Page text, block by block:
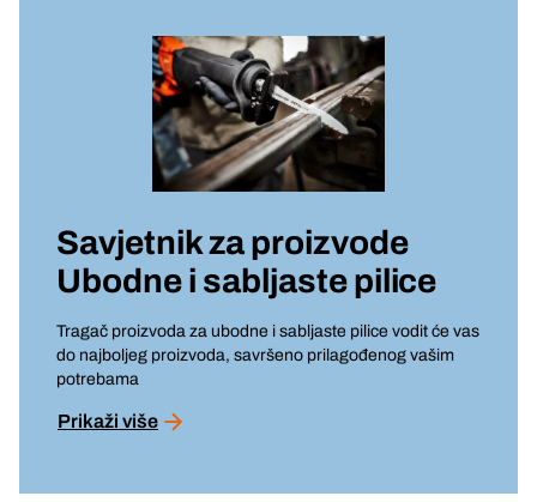
Savjetnik za proizvode
Ubodne i sabljaste pilice
Tragač proizvoda za ubodne i sabljaste pilice vodit će vas
do najboljeg proizvoda, savršeno prilagođenog vašim
potrebama
Prikaži više